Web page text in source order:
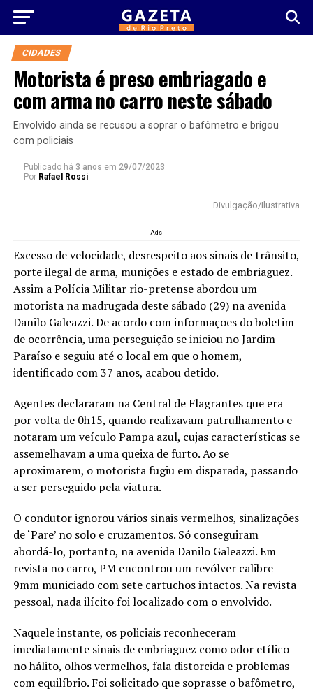
CIDADES
Motorista é preso embriagado e
com arma no carro neste sábado
Envolvido ainda se recusou a soprar o bafômetro e brigou
com policiais
Publicado há 3 anos em 29/07/2023
Por Rafael Rossi
Divulgação/Ilustrativa
Ads
Excesso de velocidade, desrespeito aos sinais de trânsito,
porte ilegal de arma, munições e estado de embriaguez.
Assim a Polícia Militar rio-pretense abordou um
motorista na madrugada deste sábado (29) na avenida
Danilo Galeazzi. De acordo com informações do boletim
de ocorrência, uma perseguição se iniciou no Jardim
Paraíso e seguiu até o local em que o homem,
identificado com 37 anos, acabou detido.
Agentes declararam na Central de Flagrantes que era
por volta de 0h15, quando realizavam patrulhamento e
notaram um veículo Pampa azul, cujas características se
assemelhavam a uma queixa de furto. Ao se
aproximarem, o motorista fugiu em disparada, passando
a ser perseguido pela viatura.
O condutor ignorou vários sinais vermelhos, sinalizações
de ‘Pare’ no solo e cruzamentos. Só conseguiram
abordá-lo, portanto, na avenida Danilo Galeazzi. Em
revista no carro, PM encontrou um revólver calibre
9mm municiado com sete cartuchos intactos. Na revista
pessoal, nada ilícito foi localizado com o envolvido.
Naquele instante, os policiais reconheceram
imediatamente sinais de embriaguez como odor etílico
no hálito, olhos vermelhos, fala distorcida e problemas
com equilíbrio. Foi solicitado que soprasse o bafômetro,